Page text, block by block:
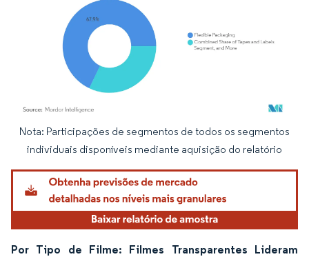
Imagem © Mordor Intelligence. O reuso requer atribuição conforme CC BY 4.0.
Nota: Participações de segmentos de todos os segmentos
individuais disponíveis mediante aquisição do relatório
Por Tipo de Filme: Filmes Transparentes Lideram